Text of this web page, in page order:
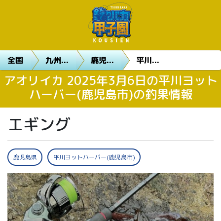
全国 九州... 鹿児... 平川...
アオリイカ 2025年3月6日の平川ヨット
ハーバー(鹿児島市)の釣果情報
エギング
鹿児島県 平川ヨットハーバー(鹿児島市)